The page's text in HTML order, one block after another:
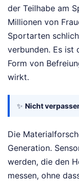
der Teilhabe am
Millionen von
Sportarten
verbunden. Es ist
Form von
wirkt.
✨ Nicht
Die
Generation.
werden, die den
messen, ohne